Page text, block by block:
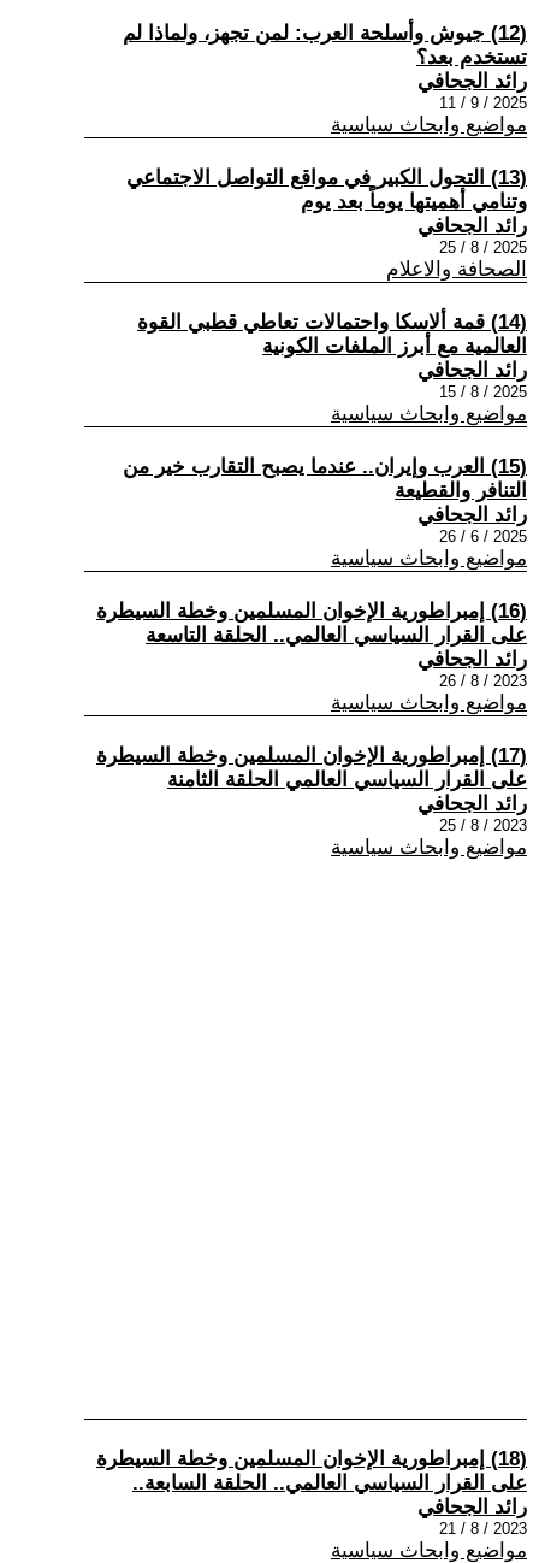
(12) جيوش وأسلحة العرب: لمن تجهز، ولماذا لم
تستخدم بعد؟
رائد الجحافي
2025 / 9 / 11
مواضيع وابحاث سياسية
(13) التحول الكبير في مواقع التواصل الاجتماعي
وتنامي أهميتها يوماً بعد يوم
رائد الجحافي
2025 / 8 / 25
الصحافة والاعلام
(14) قمة ألاسكا واحتمالات تعاطي قطبي القوة
العالمية مع أبرز الملفات الكونية
رائد الجحافي
2025 / 8 / 15
مواضيع وابحاث سياسية
(15) العرب وإيران.. عندما يصبح التقارب خير من
التنافر والقطيعة
رائد الجحافي
2025 / 6 / 26
مواضيع وابحاث سياسية
(16) إمبراطورية الإخوان المسلمين وخطة السيطرة
على القرار السياسي العالمي.. الحلقة التاسعة
رائد الجحافي
2023 / 8 / 26
مواضيع وابحاث سياسية
(17) إمبراطورية الإخوان المسلمين وخطة السيطرة
على القرار السياسي العالمي الحلقة الثامنة
رائد الجحافي
2023 / 8 / 25
مواضيع وابحاث سياسية
(18) إمبراطورية الإخوان المسلمين وخطة السيطرة
على القرار السياسي العالمي.. الحلقة السابعة..
رائد الجحافي
2023 / 8 / 21
مواضيع وابحاث سياسية